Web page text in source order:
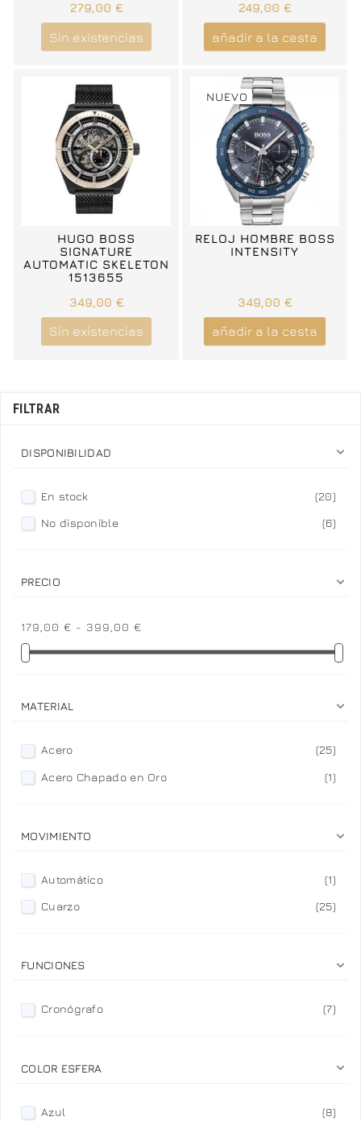
279,00 €
Sin existencias
249,00 €
añadir a la cesta
HUGO BOSS
SIGNATURE
AUTOMATIC SKELETON
1513655
349,00 €
Sin existencias
NUEVO
RELOJ HOMBRE BOSS
INTENSITY
349,00 €
añadir a la cesta
FILTRAR
DISPONIBILIDAD 
En stock
(20)
No disponible
(6)
PRECIO 
179,00 € - 399,00 €
MATERIAL 
Acero
(25)
Acero Chapado en Oro
(1)
MOVIMIENTO 
Automático
(1)
Cuarzo
(25)
FUNCIONES 
Cronógrafo (7)
COLOR ESFERA 
Azul
(8)